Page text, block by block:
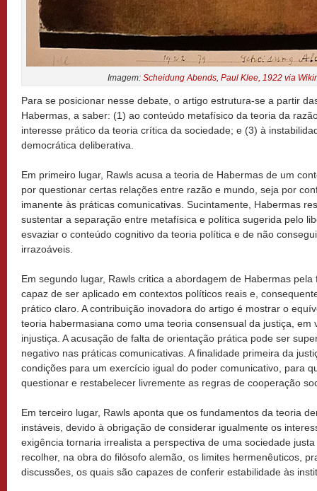
Imagem: Scheidung Abends, Paul Klee, 1922 via
Para se posicionar nesse debate, o artigo estrutura-se a partir
Habermas, a saber: (1) ao conteúdo metafísico da teoria da
interesse prático da teoria crítica da sociedade; e (3) à
democrática deliberativa.
Em primeiro lugar, Rawls acusa a teoria de Habermas de um
por questionar certas relações entre razão e mundo, seja por
imanente às práticas comunicativas. Sucintamente, Habermas
sustentar a separação entre metafísica e política sugerida pelo
esvaziar o conteúdo cognitivo da teoria política e de não
irrazoáveis.
Em segundo lugar, Rawls critica a abordagem de Habermas
capaz de ser aplicado em contextos políticos reais e,
prático claro. A contribuição inovadora do artigo é mostrar o
teoria habermasiana como uma teoria consensual da justiça, em
injustiça. A acusação de falta de orientação prática pode ser
negativo nas práticas comunicativas. A finalidade primeira da
condições para um exercício igual do poder comunicativo, para
questionar e restabelecer livremente as regras de cooperação
Em terceiro lugar, Rawls aponta que os fundamentos da teoria
instáveis, devido à obrigação de considerar igualmente os
exigência tornaria irrealista a perspectiva de uma sociedade
recolher, na obra do filósofo alemão, os limites hermenêuticos,
discussões, os quais são capazes de conferir estabilidade às